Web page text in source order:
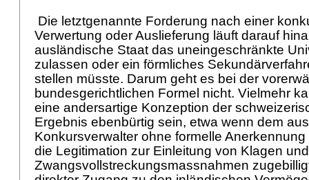
Die letztgenannte Forderung nach einer
Verwertung oder Auslieferung läuft darauf
ausländische Staat das uneingeschränkte
zulassen oder ein förmliches
stellen müsste. Darum geht es bei der
bundesgerichtlichen Formel nicht. Vielmehr
eine andersartige Konzeption der
Ergebnis ebenbürtig sein, etwa wenn dem
Konkursverwalter ohne formelle
die Legitimation zur Einleitung von Klagen und
Zwangsvollstreckungsmassnahmen